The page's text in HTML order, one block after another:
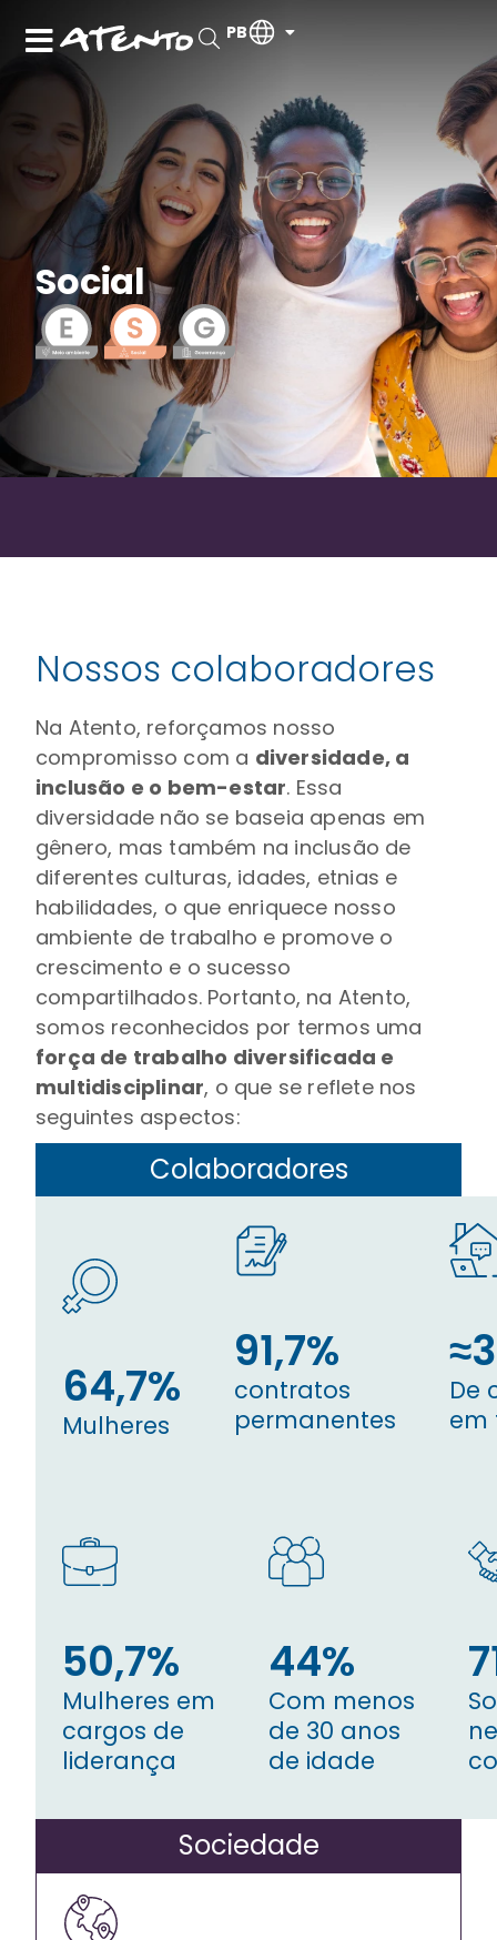
PB
Social
Nossos colaboradores
Na Atento, reforçamos nosso
compromisso com a diversidade, a
inclusão e o bem-estar. Essa
diversidade não se baseia apenas em
gênero, mas também na inclusão de
diferentes culturas, idades, etnias e
habilidades, o que enriquece nosso
ambiente de trabalho e promove o
crescimento e o sucesso
compartilhados. Portanto, na Atento,
somos reconhecidos por termos uma
força de trabalho diversificada e
multidisciplinar, o que se reflete nos
seguintes aspectos:
Colaboradores
64,7%
Mulheres
91,7%
contratos
permanentes
De
em
50,7%
Mulheres em
cargos de
liderança
44%
Com menos
de 30 anos
de idade
Sociedade